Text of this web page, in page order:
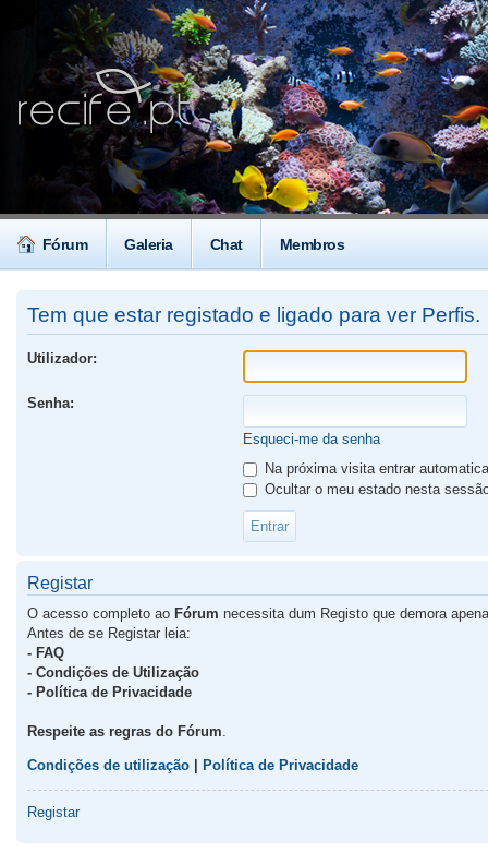
Fórum Galeria Chat Membros
Tem que estar registado e ligado para ver Perfis.
Utilizador:
Senha:
Esqueci-me da senha
Na próxima visita entrar
Ocultar o meu estado nesta
Registar
O acesso completo ao Fórum necessita dum Registo que demora
Antes de se Registar leia:
- FAQ
- Condições de Utilização
- Política de Privacidade
Respeite as regras do Fórum
Condições de utilização Política de Privacidade
Registar